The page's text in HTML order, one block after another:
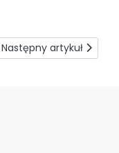
Następny artykuł:
Następny artykuł